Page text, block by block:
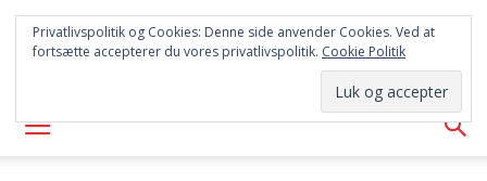
SYD
AVISEN
Privatlivspolitik og Cookies: Denne side anvender Cookies. Ved at
fortsætte accepterer du vores privatlivspolitik. Cookie Politik